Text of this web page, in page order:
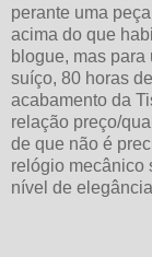
perante uma
acima do que
blogue, mas
suíço, 80 horas
acabamento da
relação preço/
de que não é
relógio mecânico
nível de